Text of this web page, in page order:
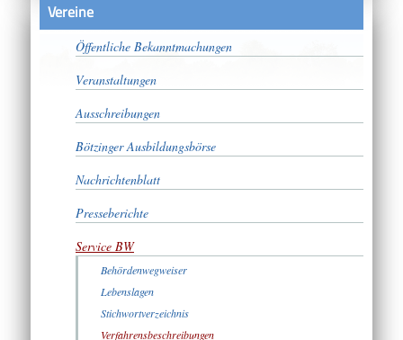
VereineSatzungen
Öffentliche Bekanntmachungen
Veranstaltungen
Ausschreibungen
Bötzinger Ausbildungsbörse
Nachrichtenblatt
Presseberichte
Service BW
Behördenwegweiser
Lebenslagen
Stichwortverzeichnis
Verfahrensbeschreibungen